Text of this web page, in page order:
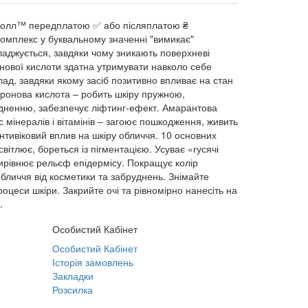
передплатою ✅ або післяплатою ₴
у буквальному значенні "вимикає"
завдяки чому зникають поверхневі
кислоти здатна утримувати навколо себе
завдяки якому засіб позитивно впливає на стан
кислота – робить шкіру пружною,
забезпечує ліфтинг-ефект. Амарантова
і вітамінів – загоює пошкодження, живить
вплив на шкіру обличчя. 10 основних
бореться із пігментацією. Усуває «гусячі
рельєф епідермісу. Покращує колір
від косметики та забруднень. Знімайте
шкіри. Закрийте очі та рівномірно нанесіть на
Особистий Кабінет
Особистий Кабінет
Історія замовлень
Закладки
Розсилка